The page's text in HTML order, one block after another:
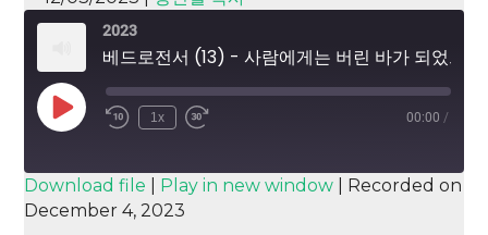
2023
Play
Episode
1x 00:00 /
SUBSCRIBE SHARE
SHARE
Download file Play in new window
Recorded on
December 4, 2023